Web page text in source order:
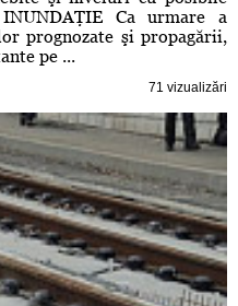
Ca urmare a
prognozate şi propagării,
pe ...
71 vizualizări